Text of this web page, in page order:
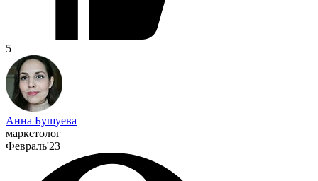
5
Анна Бушуева
маркетолог
Февраль'23